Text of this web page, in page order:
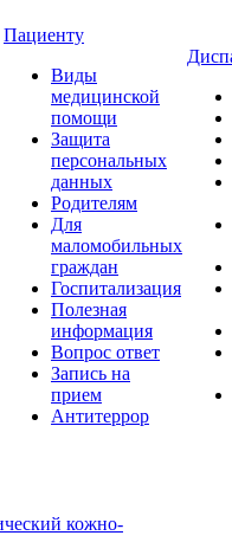
Пациенту
Виды
медицинской
помощи
Защита
персональных
данных
Родителям
Для
маломобильных
граждан
Госпитализация
Полезная
информация
Вопрос ответ
Запись на
прием
Антитеррор